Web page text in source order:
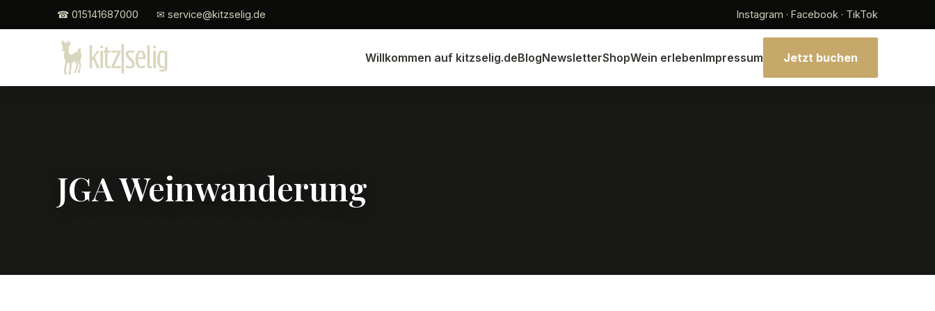
☎ 015141687000 ✉ service@kitzselig.de Instagram · Facebook · TikTok
Willkommen auf kitzselig.deBlogNewsletterShopWein erlebenImpressum Jetzt buchen
JGA Weinwanderung